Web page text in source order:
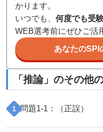
かります。
いつでも、 何度でも受
WEB選考前にぜひご活
あなたのSPI
「 推論」のその他
1 問題1-1 ：（正誤）